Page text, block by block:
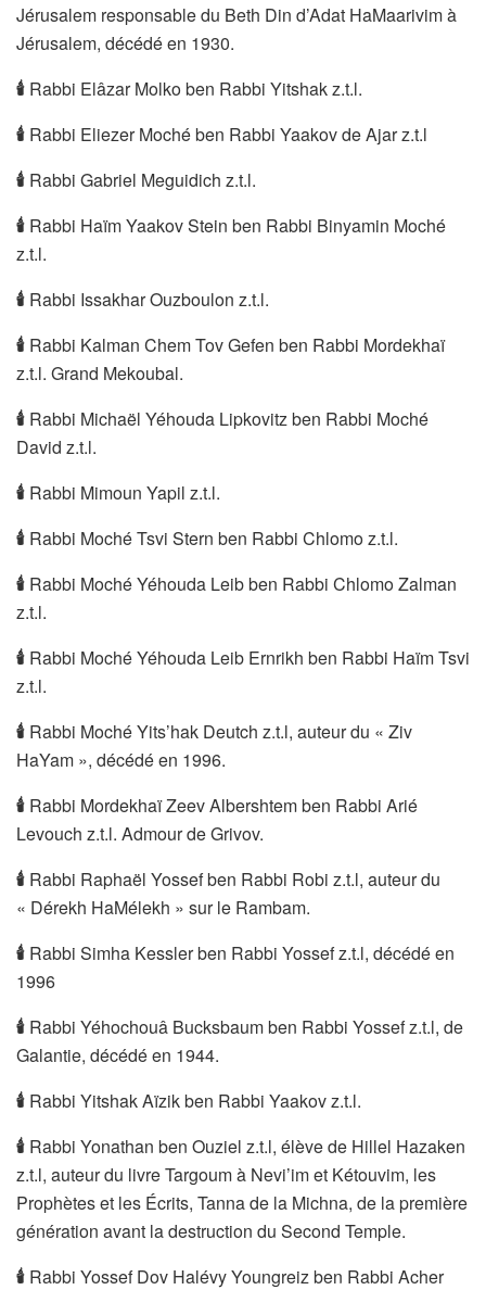
Jérusalem responsable du Beth Din d’Adat HaMaarivim à
Jérusalem, décédé en 1930.
🕯 Rabbi Elâzar Molko ben Rabbi Yitshak z.t.l.
🕯 Rabbi Eliezer Moché ben Rabbi Yaakov de Ajar z.t.l
🕯 Rabbi Gabriel Meguidich z.t.l.
🕯 Rabbi Haïm Yaakov Stein ben Rabbi Binyamin Moché
z.t.l.
🕯 Rabbi Issakhar Ouzboulon z.t.l.
🕯 Rabbi Kalman Chem Tov Gefen ben Rabbi Mordekhaï
z.t.l. Grand Mekoubal.
🕯 Rabbi Michaël Yéhouda Lipkovitz ben Rabbi Moché
David z.t.l.
🕯 Rabbi Mimoun Yapil z.t.l.
🕯 Rabbi Moché Tsvi Stern ben Rabbi Chlomo z.t.l.
🕯 Rabbi Moché Yéhouda Leib ben Rabbi Chlomo Zalman
z.t.l.
🕯 Rabbi Moché Yéhouda Leib Ernrikh ben Rabbi Haïm Tsvi
z.t.l.
🕯 Rabbi Moché Yits’hak Deutch z.t.l, auteur du « Ziv
HaYam », décédé en 1996.
🕯 Rabbi Mordekhaï Zeev Albershtem ben Rabbi Arié
Levouch z.t.l. Admour de Grivov.
🕯 Rabbi Raphaël Yossef ben Rabbi Robi z.t.l, auteur du
« Dérekh HaMélekh » sur le Rambam.
🕯 Rabbi Simha Kessler ben Rabbi Yossef z.t.l, décédé en
1996
🕯 Rabbi Yéhochouâ Bucksbaum ben Rabbi Yossef z.t.l, de
Galantie, décédé en 1944.
🕯 Rabbi Yitshak Aïzik ben Rabbi Yaakov z.t.l.
🕯 Rabbi Yonathan ben Ouziel z.t.l, élève de Hillel Hazaken
z.t.l, auteur du livre Targoum à Nevi’im et Kétouvim, les
Prophètes et les Écrits, Tanna de la Michna, de la première
génération avant la destruction du Second Temple.
🕯 Rabbi Yossef Dov Halévy Youngreiz ben Rabbi Acher